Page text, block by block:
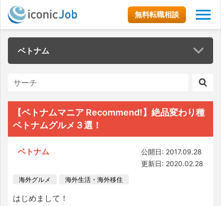
無料転職相談
ベトナム
【ベトナムマニア Recommend!】絶品変わり種
ベトナムグルメ３選！
ベトナム
公開日: 2017.09.28
更新日: 2020.02.28
海外グルメ 海外生活・海外移住
はじめまして！